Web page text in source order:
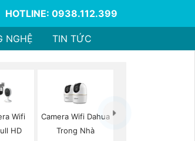
HOTLINE: 0938.112.399
NGHỆ TIN TỨC
Wifi
HD
Camera Wifi Dahua
Trong Nhà